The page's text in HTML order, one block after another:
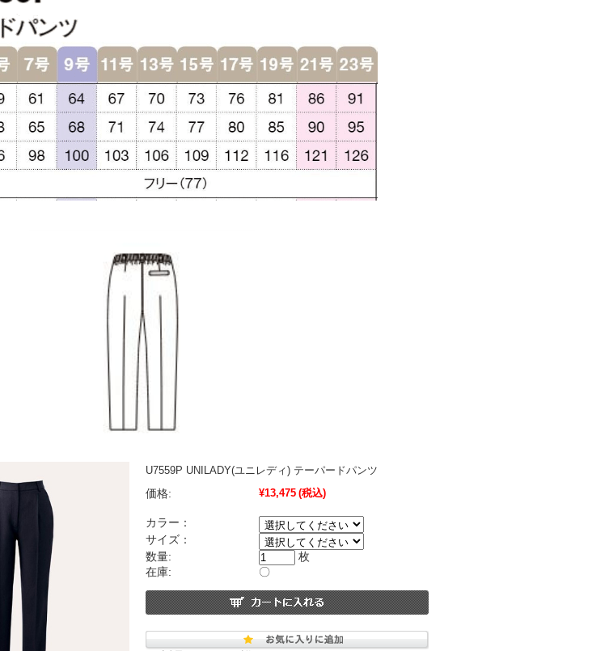
U7559P UNILADY(ユニレディ) テーパードパンツ
価格: ¥13,475 (税込)
カラー：
サイズ：
数量:
枚
在庫:
〇